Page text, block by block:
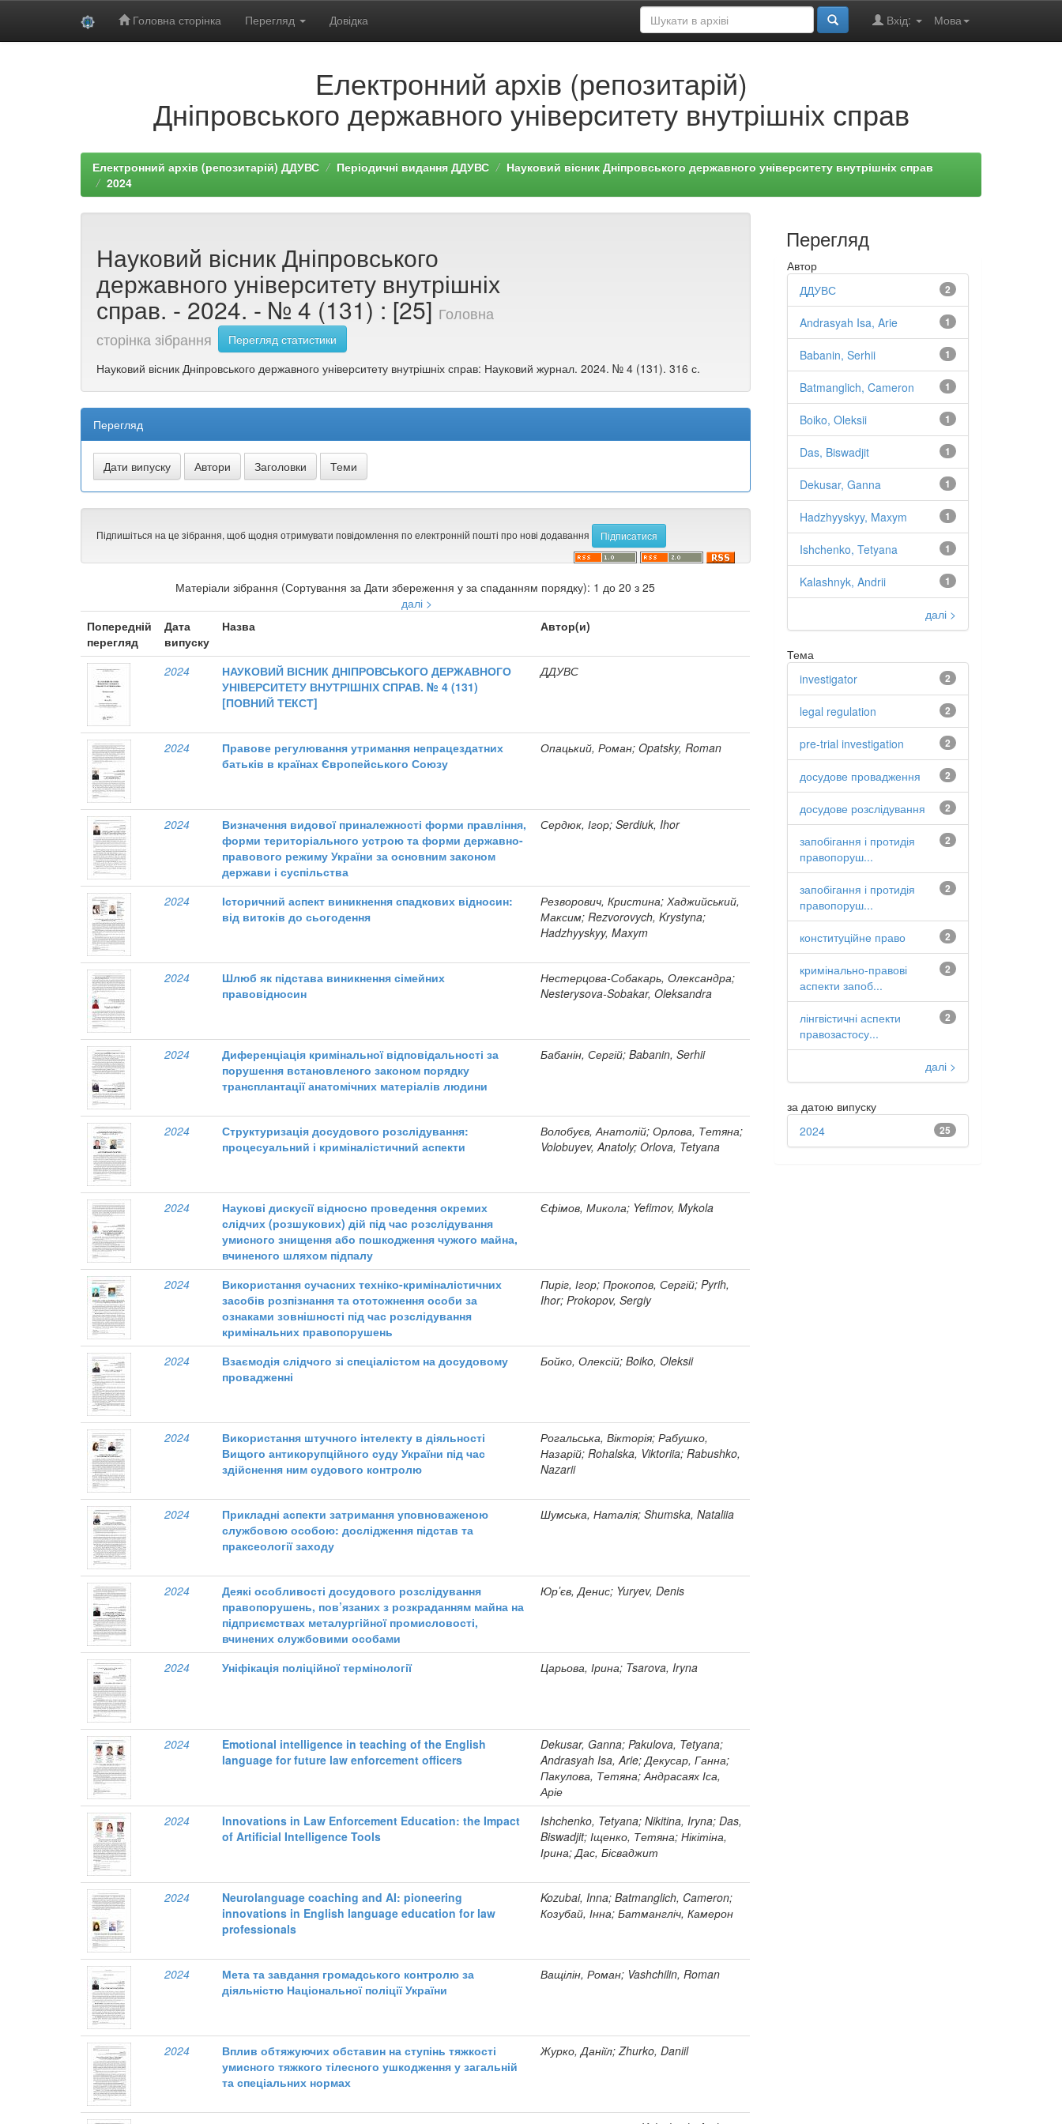
Головна сторінка Перегляд Довідка Мова
Вхід:
Електронний архів (репозитарій)
Дніпровського державного університету внутрішніх справ
Електронний архів (репозитарій) ДДУВС Періодичні видання ДДУВС
Науковий вісник Дніпровського державного університету внутрішніх справ
2024
Науковий вісник Дніпровського
державного університету внутрішніх
справ. - 2024. - № 4 (131) : [25]Головна
сторінка зібрання
Перегляд статистики
Науковий вісник Дніпровського державного університету внутрішніх справ: Науковий журнал. 2024. № 4 (131). 316 с.
Перегляд
Підпишіться на це зібрання, щоб щодня отримувати повідомлення по електронній пошті про нові додавання
Матеріали зібрання (Сортування за Дати збереження у за спаданням порядку): 1 до 20 з 25
далі >
Попередній
перегляд
Дата
випуску
Назва Автор(и)
2024
НАУКОВИЙ ВІСНИК ДНІПРОВСЬКОГО ДЕРЖАВНОГО
УНІВЕРСИТЕТУ ВНУТРІШНІХ СПРАВ. № 4 (131)
[ПОВНИЙ ТЕКСТ]
ДДУВС
2024
Правове регулювання утримання непрацездатних
батьків в країнах Європейського Союзу
Опацький, Роман; Opatsky, Roman
2024
Визначення видової приналежності форми правління,
форми територіального устрою та форми державно-
правового режиму України за основним законом
держави і суспільства
Сердюк, Ігор; Serdiuk, Ihor
2024
Історичний аспект виникнення спадкових відносин:
від витоків до сьогодення
Резворович, Кристина; Хаджийський,
Максим; Rezvorovych, Krystyna;
Hadzhyyskyy, Maxym
2024
Шлюб як підстава виникнення сімейних
правовідносин
Нестерцова-Собакарь, Олександра;
Nesterysova-Sobakar, Oleksandra
2024
Диференціація кримінальної відповідальності за
порушення встановленого законом порядку
трансплантації анатомічних матеріалів людини
Бабанін, Сергій; Babanin, Serhii
2024
Структуризація досудового розслідування:
процесуальний і криміналістичний аспекти
Волобуєв, Анатолій; Орлова, Тетяна;
Volobuyev, Anatoly; Orlova, Tetyana
2024
Наукові дискусії відносно проведення окремих
слідчих (розшукових) дій під час розслідування
умисного знищення або пошкодження чужого майна,
вчиненого шляхом підпалу
Єфімов, Микола; Yefimov, Mykola
2024
Використання сучасних техніко-криміналістичних
засобів розпізнання та ототожнення особи за
ознаками зовнішності під час розслідування
кримінальних правопорушень
Пиріг, Ігор; Прокопов, Сергій; Pyrih,
Ihor; Prokopov, Sergiy
2024
Взаємодія слідчого зі спеціалістом на досудовому
провадженні
Бойко, Олексій; Boiko, Oleksii
2024
Використання штучного інтелекту в діяльності
Вищого антикорупційного суду України під час
здійснення ним судового контролю
Рогальська, Вікторія; Рабушко,
Назарій; Rohalska, Viktoriia; Rabushko,
Nazarii
2024
Прикладні аспекти затримання уповноваженою
службовою особою: дослідження підстав та
праксеології заходу
Шумська, Наталія; Shumska, Nataliia
2024
Деякі особливості досудового розслідування
правопорушень, пов’язаних з розкраданням майна на
підприємствах металургійної промисловості,
вчинених службовими особами
Юрʼєв, Денис; Yuryev, Denis
2024 Уніфікація поліційної термінології Царьова, Ірина; Tsarova, Iryna
2024
Emotional intelligence in teaching of the English
language for future law enforcement officers
Dekusar, Ganna; Pakulova, Tetyana;
Andrasyah Isa, Arie; Декусар, Ганна;
Пакулова, Тетяна; Андрасаях Іса,
Аріе
2024
Innovations in Law Enforcement Education: the Impact
of Artificial Intelligence Tools
Ishchenko, Tetyana; Nikitina, Iryna; Das,
Biswadjit; Іщенко, Тетяна; Нікітіна,
Ірина; Дас, Бісваджит
2024
Neurolanguage coaching and AI: pioneering
innovations in English language education for law
professionals
Kozubai, Inna; Batmanglich, Cameron;
Козубай, Інна; Батмангліч, Камерон
2024
Мета та завдання громадського контролю за
діяльністю Національної поліції України
Ващілін, Роман; Vashchilin, Roman
2024
Вплив обтяжуючих обставин на ступінь тяжкості
умисного тяжкого тілесного ушкодження у загальній
та спеціальних нормах
Журко, Даніїл; Zhurko, Daniil
Перегляд
Автор
2
ДДУВС
1
Andrasyah Isa, Arie
1
Babanin, Serhii
1
Batmanglich, Cameron
1
Boiko, Oleksii
1
Das, Biswadjit
1
Dekusar, Ganna
1
Hadzhyyskyy, Maxym
1
Ishchenko, Tetyana
1
Kalashnyk, Andrii
далі >
Тема
2
investigator
2
legal regulation
2
pre-trial investigation
2
досудове провадження
2
досудове розслідування
2
запобігання і протидія
правопоруш...
2
запобігання і протидія
правопоруш...
2
конституційне право
2
кримінально-правові
аспекти запоб...
2
лінгвістичні аспекти
правозастосу...
далі >
за датою випуску
25
2024